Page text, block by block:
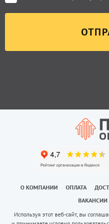
О КОМПАНИИ ОПЛАТА
ВАКАНСИИ
Используя этот веб-сайт, вы